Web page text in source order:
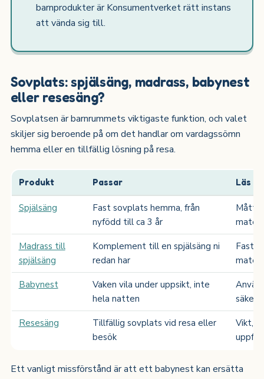
barnprodukter är Konsumentverket rätt instans
att vända sig till.
Sovplats: spjälsäng, madrass, babynest
eller resesäng?
Sovplatsen är barnrummets viktigaste funktion, och valet
skiljer sig beroende på om det handlar om vardagssömn
hemma eller en tillfällig lösning på resa.
Produkt Passar Läs
Spjälsäng
Fast sovplats hemma, från
nyfödd till ca 3 år
Mått,
Madrass till
spjälsäng
Komplement till en spjälsäng ni
redan har
Babynest
Vaken vila under uppsikt, inte
hela natten
Resesäng
Tillfällig sovplats vid resa eller
besök
Vikt,
Ett vanligt missförstånd är att ett babynest kan ersätta